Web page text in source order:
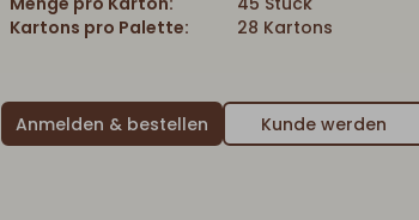
Kartons pro Palette:
28 Kartons
Kunde werden